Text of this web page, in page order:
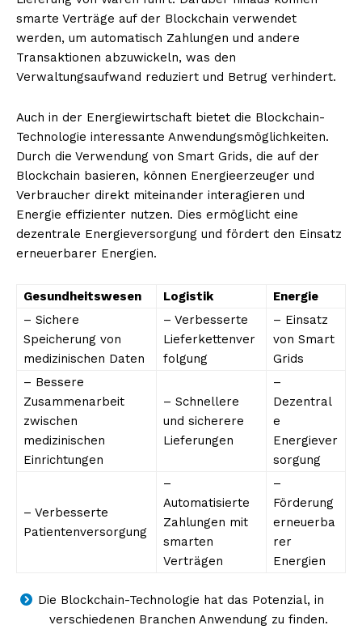
NEWSLETTER ABONNIEREN
Inhalte
smarte Verträge auf der Blockchain verwendet
werden, um automatisch Zahlungen und andere
Transaktionen abzuwickeln, was den
Verwaltungsaufwand reduziert und Betrug verhindert.
Auch in der Energiewirtschaft bietet die Blockchain-
Technologie interessante Anwendungsmöglichkeiten.
Durch die Verwendung von Smart Grids, die auf der
Blockchain basieren, können Energieerzeuger und
Verbraucher direkt miteinander interagieren und
Energie effizienter nutzen. Dies ermöglicht eine
dezentrale Energieversorgung und fördert den Einsatz
erneuerbarer Energien.
Gesundheitswesen Logistik
Energie
– Sichere
Speicherung von
medizinischen Daten
– Verbesserte
Lieferkettenver
folgung
– Einsatz
von Smart
Grids
– Bessere
Zusammenarbeit
zwischen
medizinischen
Einrichtungen
– Schnellere
und sicherere
Lieferungen
–
Dezentral
e
Energiever
sorgung
– Verbesserte
Patientenversorgung
–
Automatisierte
Zahlungen mit
smarten
Verträgen
–
Förderung
erneuerba
rer
Energien
Die Blockchain-Technologie hat das Potenzial, in
verschiedenen Branchen Anwendung zu finden.